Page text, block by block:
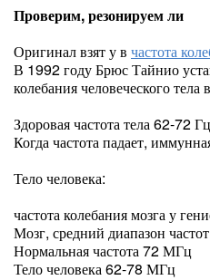
Проверим, резонируем ли
Оригинал взят ув частота
В 1992 году Брюс Тайнио
колебания человеческого
Здоровая частота тела 62-72
Когда частота падает,
Тело человека:
частота колебания мозга у
Мозг, средний диапазон
Нормальная частота 72 МГц
Тело человека 62-78 МГц